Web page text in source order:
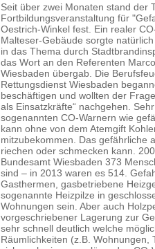
Seit über zwei Monaten stand der
Fortbildungsveranstaltung für
Oestrich-Winkel fest. Ein realer
Malteser-Gebäude sorgte
in das Thema durch
das Wort an den Referenten
Wiesbaden übergab. Die
Rettungsdienst Wiesbaden
beschäftigen und wollten der
als Einsatzkräfte“ nachgehen.
sogenannten CO-Warnern wie
kann ohne von dem Atemgift
mitzubekommen. Das gefährliche
riechen oder schmecken kann.
Bundesamt Wiesbaden 373
sind – in 2013 waren es 514.
Gasthermen, gasbetriebene
sogenannte Heizpilze in
Wohnungen sein. Aber auch
vorgeschriebener Lagerung zur
sehr schnell deutlich welche
Räumlichkeiten (z.B.